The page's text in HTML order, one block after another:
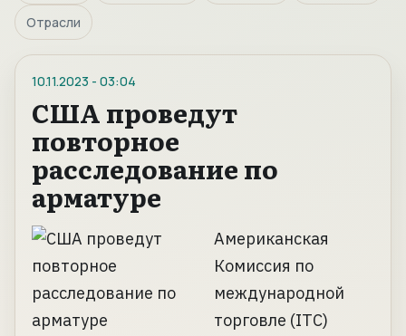
Отрасли
10.11.2023 - 03:04
США проведут
повторное
расследование по
арматуре
Американская
Комиссия по
международной
торговле (ITC)